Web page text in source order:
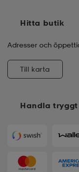
Handla tryggt
Hitta butik
Adresser och
Till karta